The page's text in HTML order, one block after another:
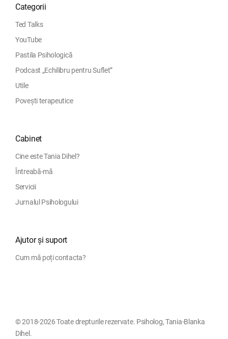
Categorii
Ted Talks
YouTube
Pastila Psihologică
Podcast „Echilibru pentru Suflet”
Utile
Povești terapeutice
Cabinet
Cine este Tania Dihel?
Întreabă-mă
Servicii
Jurnalul Psihologului
Ajutor și suport
Cum mă poți contacta?
© 2018-2026 Toate drepturile rezervate. Psiholog, Tania-Blanka
Dihel.